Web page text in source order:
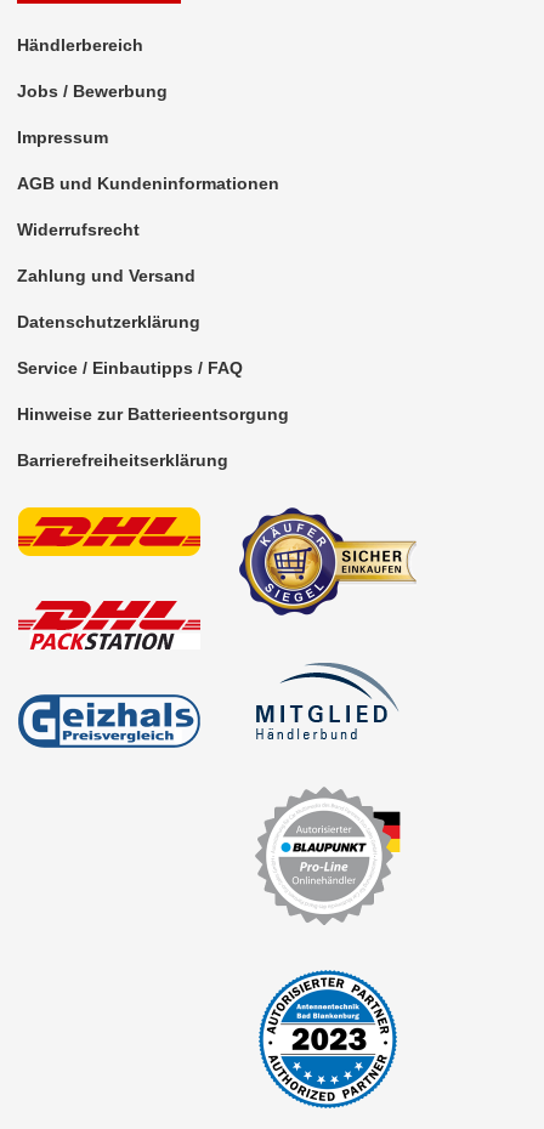
Frequenzweichen
Handyhalterungen
iPod
kabellos Laden
Lautsprecheradapter
Lautsprechereinbauset
für Acura
für Alfa Romeo
für Audi
für BMW
für Chevrolet
Händlerbereich
Jobs / Bewerbung
Impressum
AGB und Kundeninformationen
Widerrufsrecht
Zahlung und Versand
Datenschutzerklärung
Service / Einbautipps / FAQ
Hinweise zur Batterieentsorgung
Barrierefreiheitserklärung